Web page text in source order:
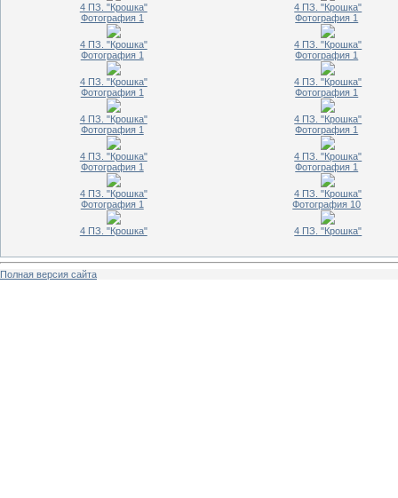
4 ПЗ. "Крошка"
4 ПЗ. "Крошка"
Фотография 1
4 ПЗ. "Крошка"
Фотография 1
4 ПЗ. "Крошка"
Фотография 1
4 ПЗ. "Крошка"
Фотография 1
4 ПЗ. "Крошка"
Фотография 1
4 ПЗ. "Крошка"
Фотография 1
4 ПЗ. "Крошка"
Фотография 1
4 ПЗ. "Крошка"
Фотография 1
4 ПЗ. "Крошка"
Фотография 1
4 ПЗ. "Крошка"
Фотография 1
4 ПЗ. "Крошка"
Фотография 1
4 ПЗ. "Крошка"
Фотография 10
4 ПЗ. "Крошка"
Полная версия сайта